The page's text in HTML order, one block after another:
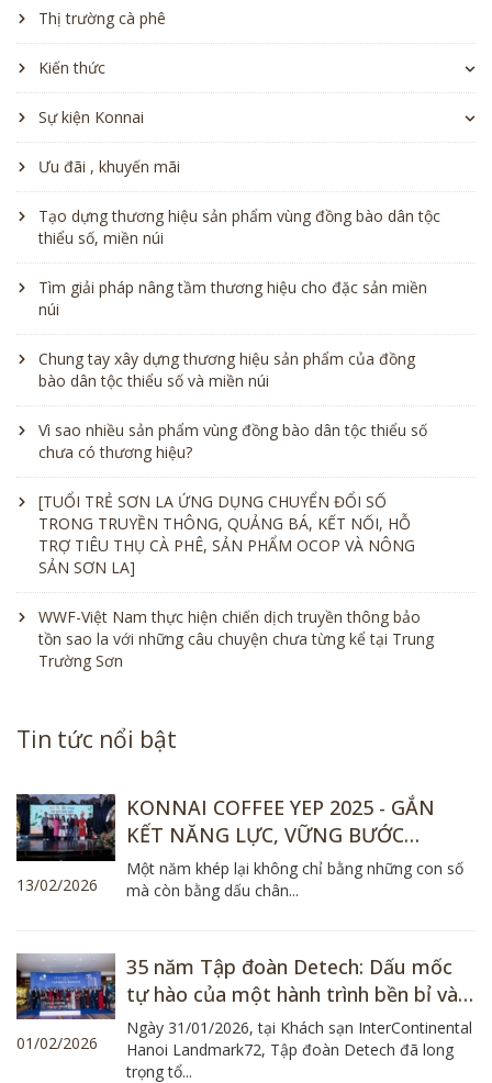
Thị trường cà phê
Kiến thức
Sự kiện Konnai
Ưu đãi , khuyến mãi
Tạo dựng thương hiệu sản phẩm vùng đồng bào dân tộc
thiểu số, miền núi
Tìm giải pháp nâng tầm thương hiệu cho đặc sản miền
núi
Chung tay xây dựng thương hiệu sản phẩm của đồng
bào dân tộc thiểu số và miền núi
Vì sao nhiều sản phẩm vùng đồng bào dân tộc thiểu số
chưa có thương hiệu?
[TUỔI TRẺ SƠN LA ỨNG DỤNG CHUYỂN ĐỔI SỐ
TRONG TRUYỀN THÔNG, QUẢNG BÁ, KẾT NỐI, HỖ
TRỢ TIÊU THỤ CÀ PHÊ, SẢN PHẨM OCOP VÀ NÔNG
SẢN SƠN LA]
WWF-Việt Nam thực hiện chiến dịch truyền thông bảo
tồn sao la với những câu chuyện chưa từng kể tại Trung
Trường Sơn
Tin tức nổi bật
13/02/2026
KONNAI COFFEE YEP 2025 - GẮN
KẾT NĂNG LỰC, VỮNG BƯỚC
TƯƠNG LAI
Một năm khép lại không chỉ bằng những con số
mà còn bằng dấu chân...
01/02/2026
35 năm Tập đoàn Detech: Dấu mốc
tự hào của một hành trình bền bỉ và
khát vọng
Ngày 31/01/2026, tại Khách sạn InterContinental
Hanoi Landmark72, Tập đoàn Detech đã long
trọng tổ...